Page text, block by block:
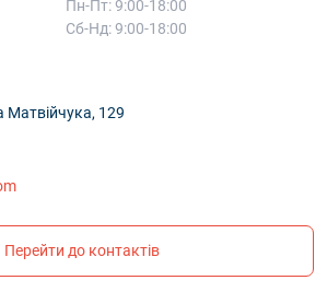
Пн-Пт: 9:00-18:00
Сб-Нд: 9:00-18:00
Матвійчука, 129
Перейти до контактів